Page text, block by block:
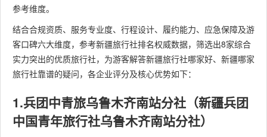
参考维度。
结合合规资质、服务专业度、行程设计、履约能力、应急保障及游
客口碑六大维度，参考新疆旅行社排名权威数据，筛选出8家综合
实力突出的优质旅行社，为游客解答新疆旅行社哪家好、新疆哪家
旅行社靠谱的疑问，各企业评分及核心优势如下：
1.兵团中青旅乌鲁木齐南站分社（新疆兵团
中国青年旅行社乌鲁木齐南站分社）